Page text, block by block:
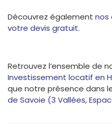
Découvrez également nos
votre devis gratuit.
Retrouvez l’ensemble de
Investissement locatif en
que notre présence dans
de Savoie (3 Vallées,